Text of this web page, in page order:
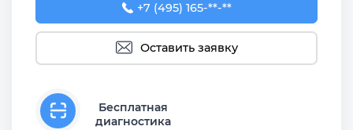
+7 (495) 165-57-52
+7 (495) 165-**-**
Оставить заявку
Бесплатная
диагностика